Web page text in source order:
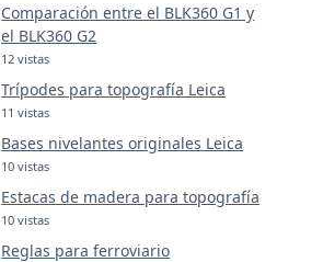
Comparación entre el BLK360 G1 y
el BLK360 G2
12 vistas
Trípodes para topografía Leica
11 vistas
Bases nivelantes originales Leica
10 vistas
Estacas de madera para topografía
10 vistas
Reglas para ferroviario